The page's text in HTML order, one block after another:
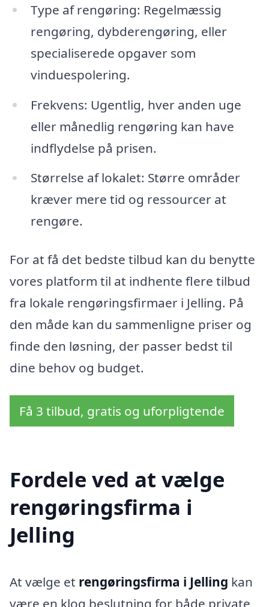
Type af rengøring: Regelmæssig
rengøring, dybderengøring, eller
specialiserede opgaver som
vinduespolering.
Frekvens: Ugentlig, hver anden uge
eller månedlig rengøring kan have
indflydelse på prisen.
Størrelse af lokalet: Større områder
kræver mere tid og ressourcer at
rengøre.
For at få det bedste tilbud kan du benytte
vores platform til at indhente flere tilbud
fra lokale rengøringsfirmaer i Jelling. På
den måde kan du sammenligne priser og
finde den løsning, der passer bedst til
dine behov og budget.
Få 3 tilbud, gratis og uforpligtende
Fordele ved at vælge
rengøringsfirma i
Jelling
At vælge et rengøringsfirma i Jelling kan
være en klog beslutning for både private